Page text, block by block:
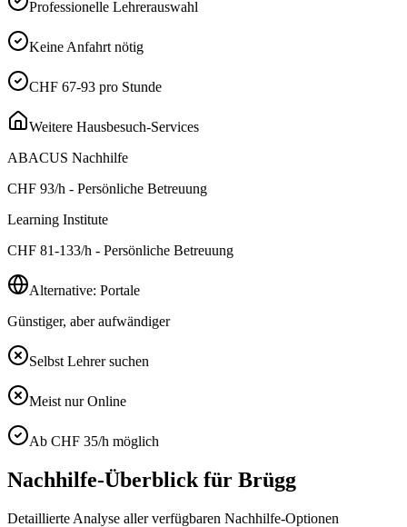
Professionelle Lehrerauswahl
Keine Anfahrt nötig
CHF 67-93 pro Stunde
Weitere Hausbesuch-Services
ABACUS Nachhilfe
CHF 93/h - Persönliche Betreuung
Learning Institute
CHF 81-133/h - Persönliche Betreuung
Alternative: Portale
Günstiger, aber aufwändiger
Selbst Lehrer suchen
Meist nur Online
Ab CHF 35/h möglich
Nachhilfe-Überblick für Brügg
Detaillierte Analyse aller verfügbaren Nachhilfe-Optionen